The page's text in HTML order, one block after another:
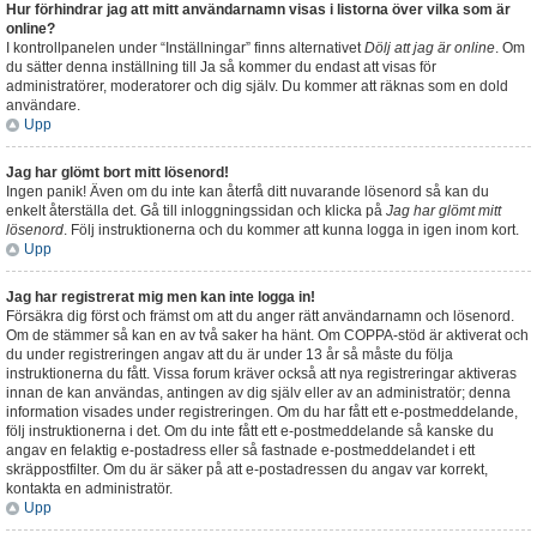
Hur förhindrar jag att mitt användarnamn visas i listorna över vilka som är
online?
I kontrollpanelen under “Inställningar” finns alternativetDölj att jag är online. Om
du sätter denna inställning till Ja så kommer du endast att visas för
administratörer, moderatorer och dig själv. Du kommer att räknas som en dold
användare.
Upp
Jag har glömt bort mitt lösenord!
Ingen panik! Även om du inte kan återfå ditt nuvarande lösenord så kan du
enkelt återställa det. Gå till inloggningssidan och klicka på Jag har glömt mitt
lösenord. Följ instruktionerna och du kommer att kunna logga in igen inom kort.
Upp
Jag har registrerat mig men kan inte logga in!
Försäkra dig först och främst om att du anger rätt användarnamn och lösenord.
Om de stämmer så kan en av två saker ha hänt. Om COPPA-stöd är aktiverat och
du under registreringen angav att du är under 13 år så måste du följa
instruktionerna du fått. Vissa forum kräver också att nya registreringar aktiveras
innan de kan användas, antingen av dig själv eller av an administratör; denna
information visades under registreringen. Om du har fått ett e-postmeddelande,
följ instruktionerna i det. Om du inte fått ett e-postmeddelande så kanske du
angav en felaktig e-postadress eller så fastnade e-postmeddelandet i ett
skräppostfilter. Om du är säker på att e-postadressen du angav var korrekt,
kontakta en administratör.
Upp